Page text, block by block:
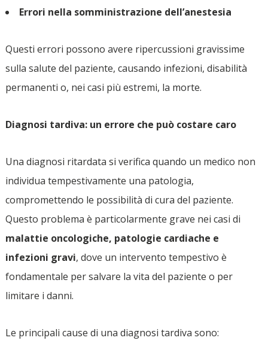
Errori nella somministrazione dell’anestesia
Questi errori possono avere ripercussioni gravissime
sulla salute del paziente, causando infezioni, disabilità
permanenti o, nei casi più estremi, la morte.
Diagnosi tardiva: un errore che può costare caro
Una diagnosi ritardata si verifica quando un medico non
individua tempestivamente una patologia,
compromettendo le possibilità di cura del paziente.
Questo problema è particolarmente grave nei casi di
malattie oncologiche, patologie cardiache e
infezioni gravi, dove un intervento tempestivo è
fondamentale per salvare la vita del paziente o per
limitare i danni.
Le principali cause di una diagnosi tardiva sono: